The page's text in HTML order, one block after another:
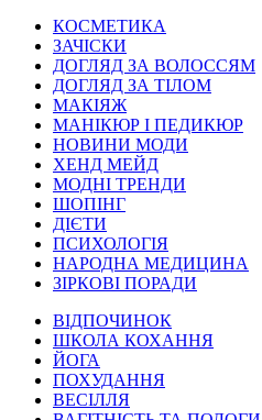
КОСМЕТИКА
ЗАЧІСКИ
ДОГЛЯД ЗА ВОЛОССЯМ
ДОГЛЯД ЗА ТІЛОМ
МАКІЯЖ
МАНІКЮР І ПЕДИКЮР
НОВИНИ МОДИ
ХЕНД МЕЙД
МОДНІ ТРЕНДИ
ШОПІНГ
ДІЄТИ
ПСИХОЛОГІЯ
НАРОДНА МЕДИЦИНА
ЗІРКОВІ ПОРАДИ
ВІДПОЧИНОК
ШКОЛА КОХАННЯ
ЙОГА
ПОХУДАННЯ
ВЕСІЛЛЯ